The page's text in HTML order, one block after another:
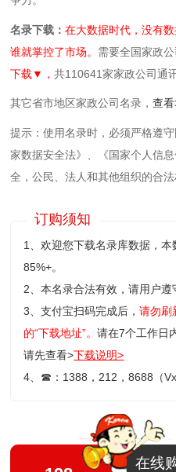
名录下载：在大数据时代，没有
谁就掌控了市场。 需要全国家政
下载▼，共110641家家政公司通
其它省市地区家政公司名录，查
提示：使用名录时，必须严格遵
家数据安全法》、《国家个人信
全，公民、法人和其他组织的合法
订购须知
1、欢迎您下载名录库数据，本
85%+。
2、本名录合法有效，请用户遵
3、支付宝扫码完成后，请勿刷
的“下载地址”。请在7个工作日
请先查看>下载说明>
4、 ☎ ：1388，212，8688（
在线